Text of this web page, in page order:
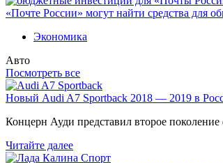
«Почте России» могут найти средства для
Экономика
Авто
Посмотреть все
Новый Audi A7 Sportback 2018 — 2019 в
Концерн Ауди представил второе
Читайте далее